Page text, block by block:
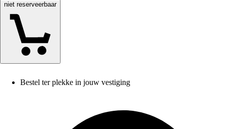
niet reserveerbaar
Bestel ter plekke in jouw vestiging